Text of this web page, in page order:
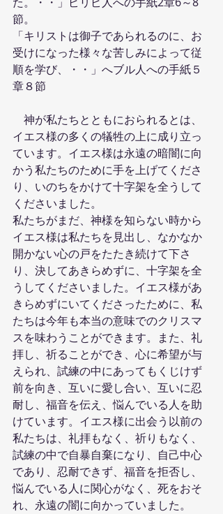
節。
「キリストは御子であられるのに、お
受けになった様々な苦しみによって従
順を学び、・・」へブル人への手紙５
章８節
神が私たちとともにおられるとは、
イエス様の多くの犠牲の上に成り立っ
ています。イエス様は永遠の暗闇に向
かう私たちのために手を上げてくださ
り、いのちをかけて十字架を全うして
くださいました。
私たちがまだ、神様を知らない時から
イエス様は私たちを見出し、なかなか
開かない心の戸をたたき続けて下さ
り、決してあきらめずに、十字架を全
うしてくださいました。イエス様があ
きらめずにいてくださったために、私
たちは今年も本当の意味でのクリスマ
スを味わうことができます。また、礼
拝し、祈ることができ、心に希望が与
えられ、試練の中にあってもくじけず
前を向き、互いに愛し合い、互いに忍
耐し、福音を伝え、悩んでいる人を助
けています。イエス様に出会う以前の
私たちは、礼拝もなく、祈りもなく、
試練の中で自暴自棄になり、自己中心
であり、忍耐できず、福音を拒否し、
悩んでいる人に関心がなく、死をおそ
れ、永遠の闇に向かっていました。